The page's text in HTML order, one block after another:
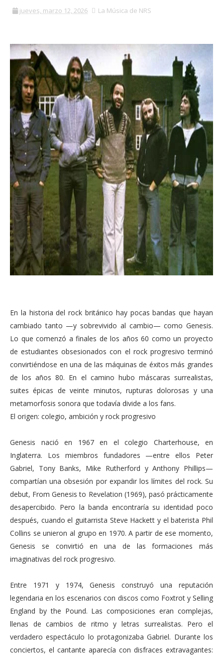
jueves, marzo 12, 2026 La Música de NRS
En la historia del rock británico hay pocas bandas que hayan
cambiado tanto —y sobrevivido al cambio— como Genesis.
Lo que comenzó a finales de los años 60 como un proyecto
de estudiantes obsesionados con el rock progresivo terminó
convirtiéndose en una de las máquinas de éxitos más grandes
de los años 80. En el camino hubo máscaras surrealistas,
suites épicas de veinte minutos, rupturas dolorosas y una
metamorfosis sonora que todavía divide a los fans.
El origen: colegio, ambición y rock progresivo
Genesis nació en 1967 en el colegio Charterhouse, en
Inglaterra. Los miembros fundadores —entre ellos Peter
Gabriel, Tony Banks, Mike Rutherford y Anthony Phillips—
compartían una obsesión por expandir los límites del rock. Su
debut, From Genesis to Revelation (1969), pasó prácticamente
desapercibido. Pero la banda encontraría su identidad poco
después, cuando el guitarrista Steve Hackett y el baterista Phil
Collins se unieron al grupo en 1970. A partir de ese momento,
Genesis se convirtió en una de las formaciones más
imaginativas del rock progresivo.
Entre 1971 y 1974, Genesis construyó una reputación
legendaria en los escenarios con discos como Foxtrot y Selling
England by the Pound. Las composiciones eran complejas,
llenas de cambios de ritmo y letras surrealistas. Pero el
verdadero espectáculo lo protagonizaba Gabriel. Durante los
conciertos, el cantante aparecía con disfraces extravagantes: